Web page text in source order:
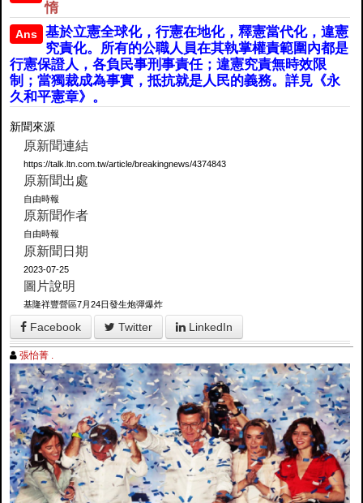
惰
Ans
基於立憲全球化，行憲在地化，釋憲當代化，違憲
究責化。所有的公職人員在其執掌權責範圍內都是
行憲保證人，各負民事刑事責任；違憲究責無時效限
制；當獨裁成為事實，抵抗就是人民的義務。詳見《永
久和平憲章》。
新聞來源
原新聞連結
https://talk.ltn.com.tw/article/breakingnews/4374843
原新聞出處
自由時報
原新聞作者
自由時報
原新聞日期
2023-07-25
圖片說明
基隆祥豐營區7月24日發生炮彈爆炸
Facebook Twitter LinkedIn
張怡菁 .